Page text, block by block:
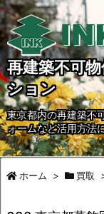
再建築不可
ション
東京都内の再建築不
ォームなど活用方法
ホーム > 買取